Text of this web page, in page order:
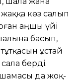
жаққа көз салып
аңшы үйі
басып,
ұстай
берді.
шамасы да жоқ-